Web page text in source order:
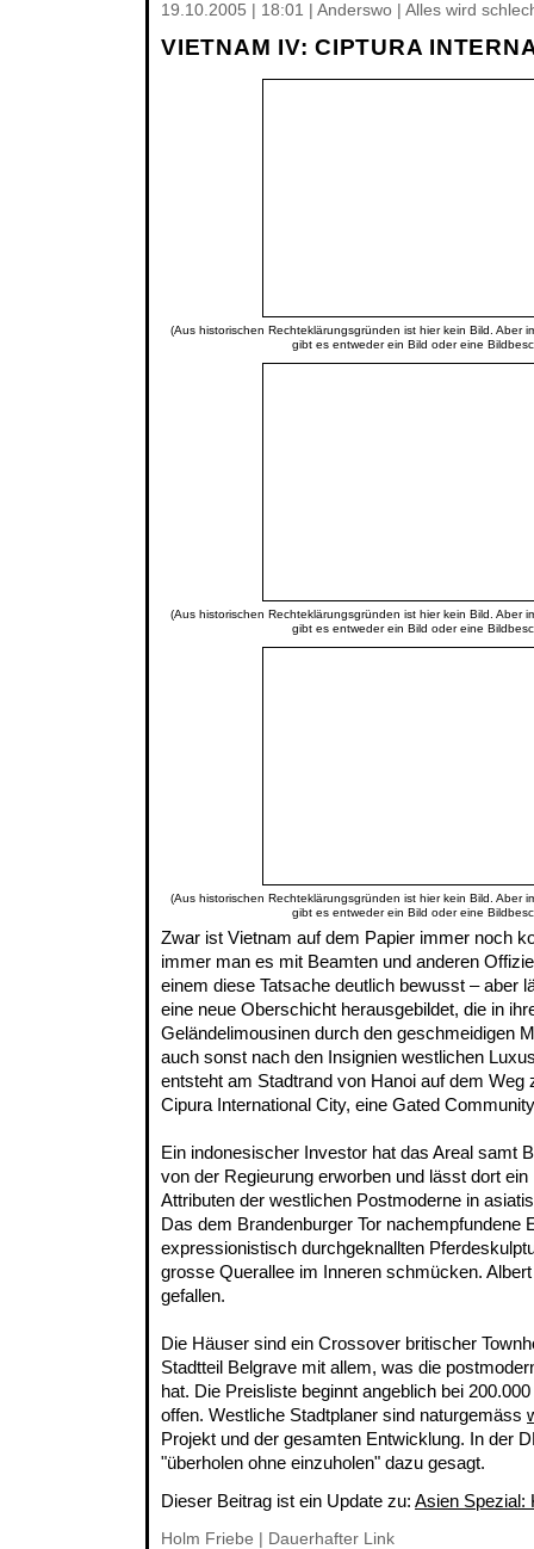
19.10.2005 | 18:01 | Anderswo | Alles wird
VIETNAM IV: CIPTURA
(Aus historischen Rechteklärungsgründen ist hier kein Bild. Aber
gibt es entweder ein Bild oder eine
(Aus historischen Rechteklärungsgründen ist hier kein Bild. Aber
gibt es entweder ein Bild oder eine
(Aus historischen Rechteklärungsgründen ist hier kein Bild. Aber
gibt es entweder ein Bild oder eine
Zwar ist Vietnam auf dem Papier immer noch
immer man es mit Beamten und anderen
einem diese Tatsache deutlich bewusst – aber
eine neue Oberschicht herausgebildet, die in
Geländelimousinen durch den geschmeidigen
auch sonst nach den Insignien westlichen
entsteht am Stadtrand von Hanoi auf dem Weg
Cipura International City, eine Gated
Ein indonesischer Investor hat das Areal samt
von der Regieurung erworben und lässt dort
Attributen der westlichen Postmoderne in
Das dem Brandenburger Tor nachempfundene
expressionistisch durchgeknallten
grosse Querallee im Inneren schmücken.
gefallen.
Die Häuser sind ein Crossover britischer
Stadtteil Belgrave mit allem, was die
hat. Die Preisliste beginnt angeblich bei
offen. Westliche Stadtplaner sind naturgemäss
Projekt und der gesamten Entwicklung. In der
"überholen ohne einzuholen" dazu gesagt.
Dieser Beitrag ist ein Update zu: Asien Spezial:
Holm Friebe Dauerhafter Link